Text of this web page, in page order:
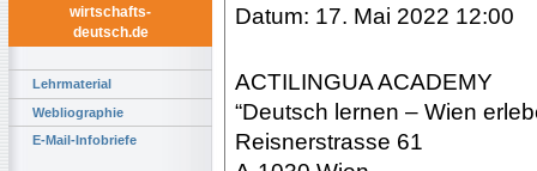
wirtschafts-
deutsch.de
Lehrmaterial
Webliographie
E-Mail-Infobriefe
Datum: 17. Mai 2022 12:00
ACTILINGUA ACADEMY
“Deutsch lernen – Wien
Reisnerstrasse 61